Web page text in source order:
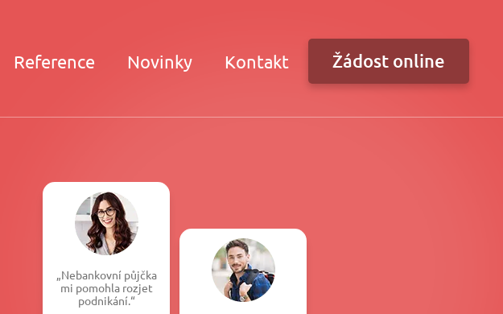
Reference Novinky Kontakt Žádost online
„Nebankovní půjčka
mi pomohla rozjet
podnikání.“